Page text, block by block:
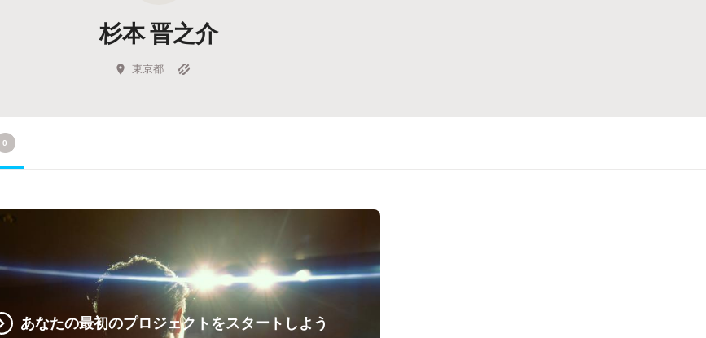
Feature
キュレーターから探す
杉本 晋之介
東京都
0
あなたの最初のプロジェクトをスタートしよう